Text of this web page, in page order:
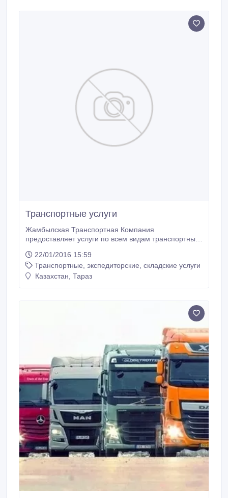
Транспортные услуги
Жамбылская Транспортная Компания
предоставляет услуги по всем видам транспортных
Мы предлагаем широчайший спектр транспортных
услуг по оптимальным для вас ценам. Позвоните
нам и в течении часа мы предложим вам
22/01/2016 15:59
Транспортные, экспедиторские, складские услуги
Казахстан, Тараз